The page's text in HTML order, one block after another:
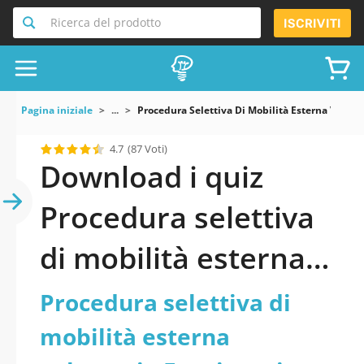
Ricerca del prodotto ISCRIVITI
Pagina iniziale ... Procedura Selettiva Di Mobilità Esterna
4.7 (87 Voti)
Download i quiz
Procedura selettiva
di mobilità esterna
volontaria
Funzionario
Procedura selettiva di
mobilità esterna